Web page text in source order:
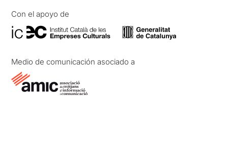
Con el apoyo de
Medio de comunicación asociado a